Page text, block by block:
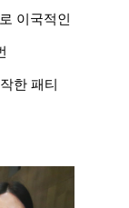
이국적인
한 패티